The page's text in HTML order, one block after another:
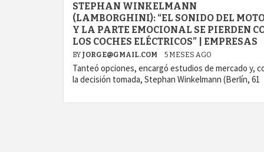
STEPHAN WINKELMANN
(LAMBORGHINI): “EL SONIDO DEL
Y LA PARTE EMOCIONAL SE PIERDEN
LOS COCHES ELÉCTRICOS” | EMPRESAS
BY JORGE@GMAIL.COM 5 MESES AGO
Tanteó opciones, encargó estudios de mercado y,
la decisión tomada, Stephan Winkelmann (Berlín, 61